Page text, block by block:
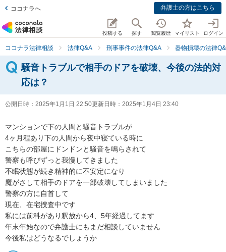
ココナラへ 弁護士の方はこちら
投稿する 探す 閲覧履歴 マイリスト ログイン
ココナラ法律相談 法律Q&A 刑事事件の法律Q&A 器物損壊の法律
騒音トラブルで相手のドアを破壊、今後の法的対
応は？
公開日時： 2025年1月1日 22:50更新日時： 2025年1月4日 23:40
マンションで下の人間と騒音トラブルが
4ヶ月程あり下の人間から夜中寝ている時に
こちらの部屋にドンドンと騒音を鳴らされて
警察も呼びずっと我慢してきました
不眠状態が続き精神的に不安定になり
魔がさして相手のドアを一部破壊してしまいました
警察の方に自首して
現在、在宅捜査中です
私には前科があり釈放から4、5年経過してます
年末年始なので弁護士にもまだ相談していません
今後私はどうなるでしょうか